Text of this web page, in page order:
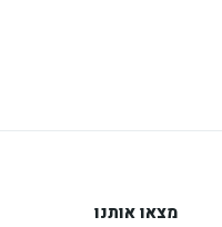
מצאו אותנו